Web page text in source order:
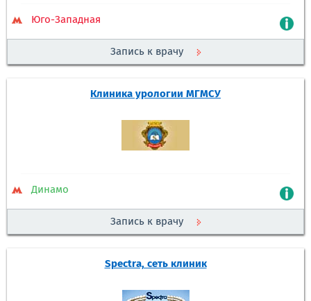
Юго-Западная
Запись к врачу
Клиника урологии МГМСУ
Динамо
Запись к врачу
Spectra, сеть клиник